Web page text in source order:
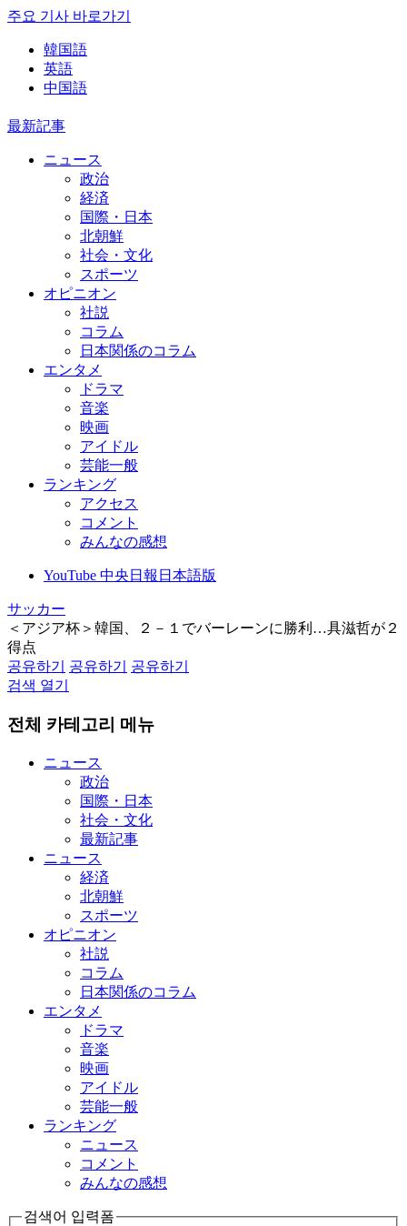
주요 기사 바로가기
韓国語
英語
中国語
最新記事
ニュース
政治
経済
国際・日本
北朝鮮
社会・文化
スポーツ
オピニオン
社説
コラム
日本関係のコラム
エンタメ
ドラマ
音楽
映画
アイドル
芸能一般
ランキング
アクセス
コメント
みんなの感想
YouTube 中央日報日本語版
サッカー
＜アジア杯＞韓国、２－１でバーレーンに勝利…具滋哲が２
得点
공유하기
공유하기
공유하기
검색 열기
전체 카테고리 메뉴
ニュース
政治
国際・日本
社会・文化
最新記事
ニュース
経済
北朝鮮
スポーツ
オピニオン
社説
コラム
日本関係のコラム
エンタメ
ドラマ
音楽
映画
アイドル
芸能一般
ランキング
ニュース
コメント
みんなの感想
검색어 입력폼